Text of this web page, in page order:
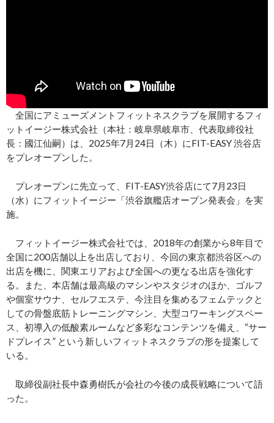
全国にアミューズメントフィットネスクラブを展開するフィ
ットイージー株式会社（本社：岐阜県岐阜市、代表取締役社
長：國江仙嗣）は、2025年7月24日（木）にFIT-EASY 渋谷店
をプレオープンした。
プレオープンに先立って、FIT-EASY渋谷店にて7月23日
（水）にフィットイージー「渋谷旗艦店オープン発表会」を実
施。
フィットイージー株式会社では、2018年の創業から8年目で
全国に200店舗以上を出店しており、今回の東京都渋谷区への
出店を機に、関東エリアおよび全国への更なる出店を強化す
る。また、本店舗は最高級のマシンやスタジオのほか、ゴルフ
や個室サウナ、セルフエステ、今注目を集めるフェムテックと
しての骨盤底筋トレーニングマシン、大型コワーキングスペー
ス、初導入の低酸素ルームなど多彩なコンテンツを備え、“サー
ドプレイス” という新しいフィットネスクラブの形を提案して
いる。
取締役副社長中森勇樹氏が会社の今後の成長戦略について語
った。